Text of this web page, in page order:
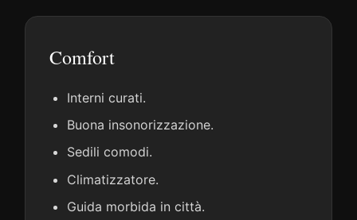
Comfort
Interni curati.
Buona insonorizzazione.
Sedili comodi.
Climatizzatore.
Guida morbida in città.